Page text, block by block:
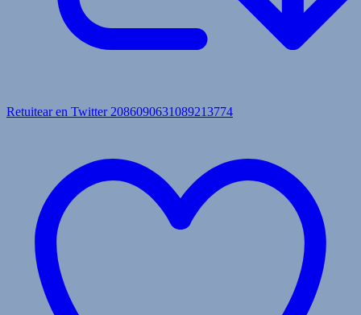
Retuitear en Twitter 2086090631089213774